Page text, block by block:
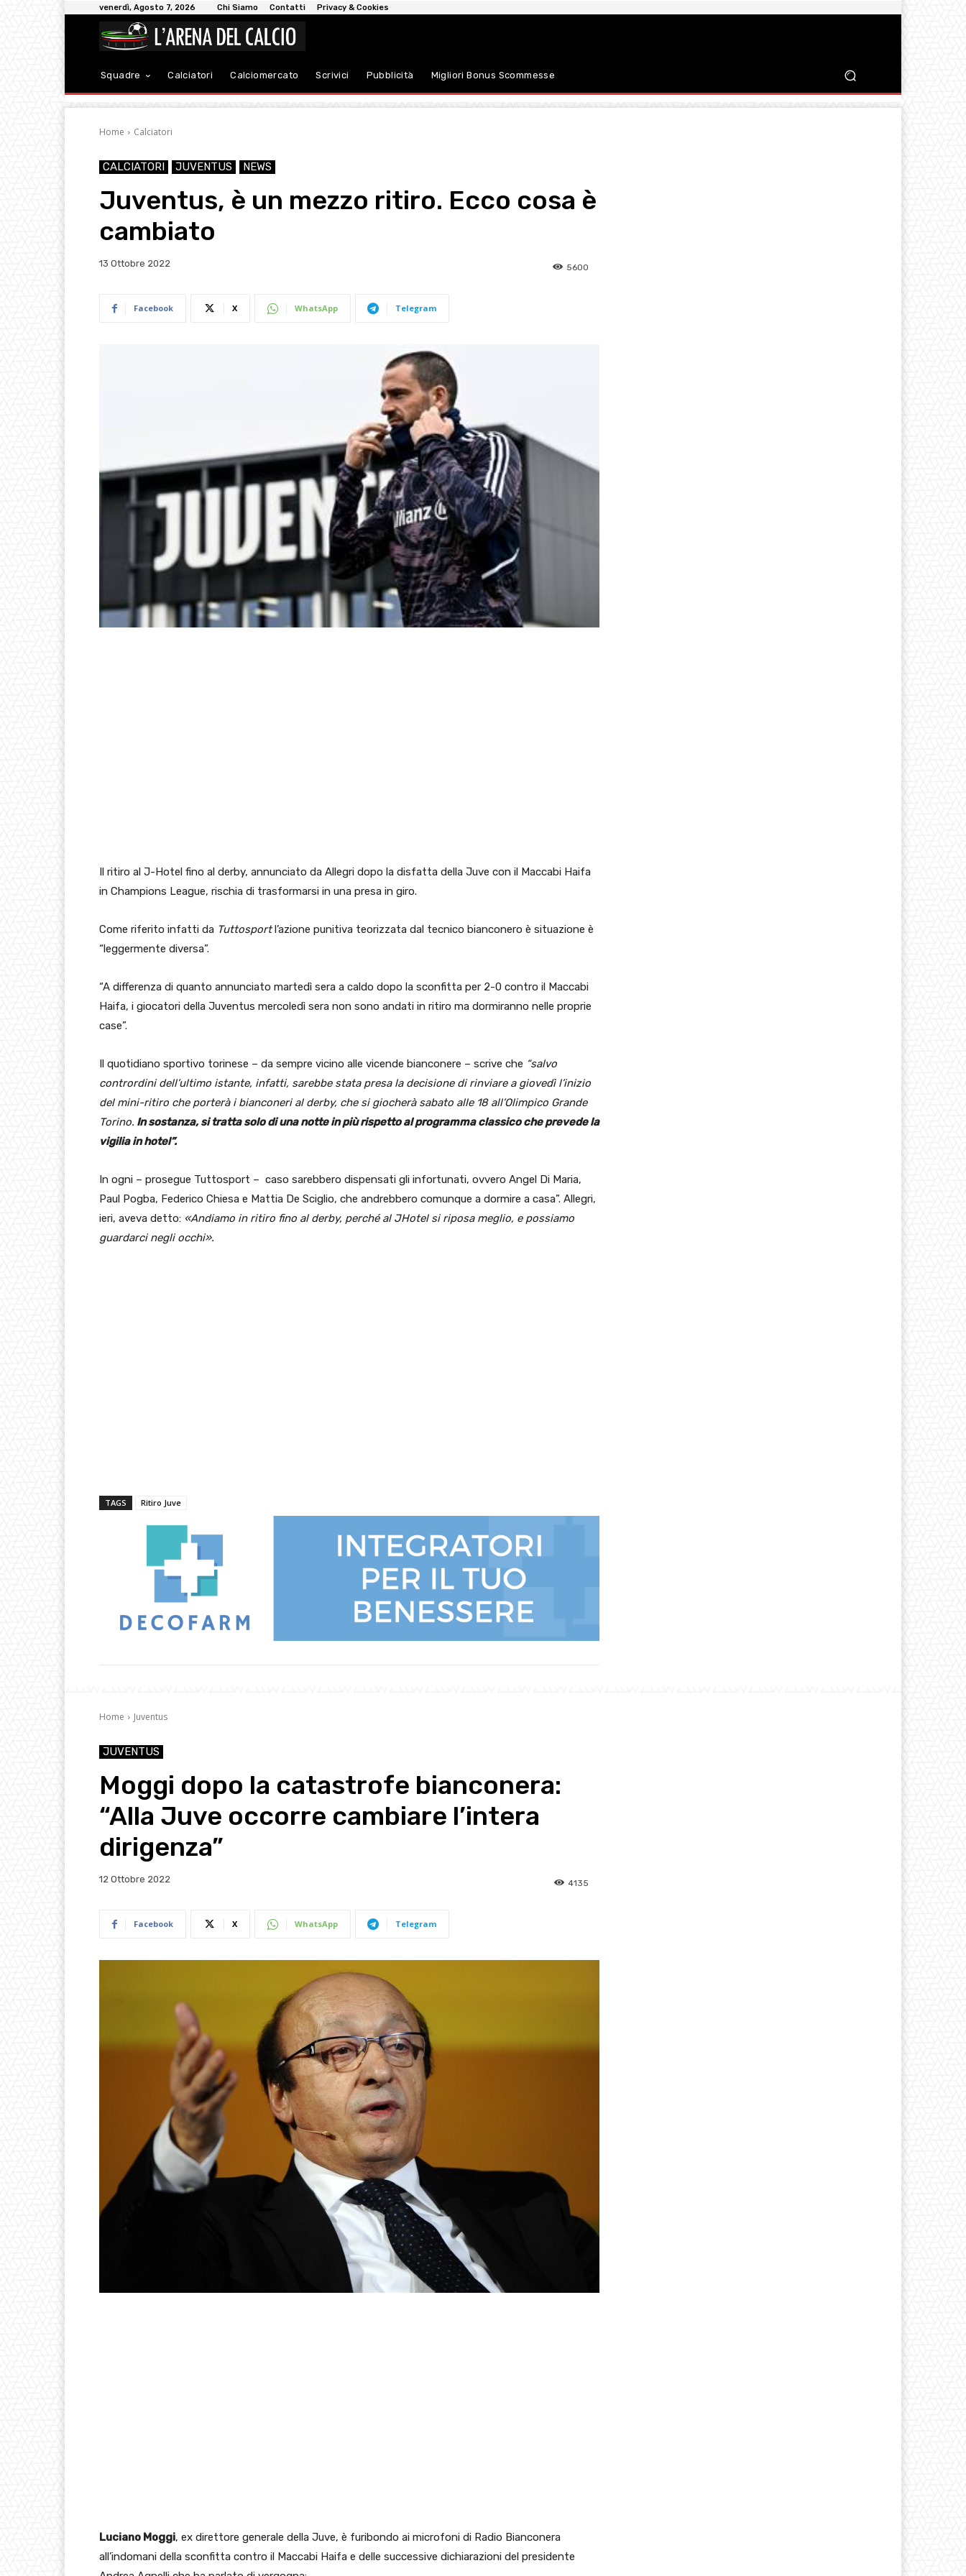
venerdì, Agosto 7, 2026 Chi Siamo Contatti Privacy & Cookies
Squadre Calciatori Calciomercato Scrivici Pubblicità Migliori Bonus Scommesse
Home Calciatori
CALCIATORI JUVENTUS NEWS
Juventus, è un mezzo ritiro. Ecco cosa è
cambiato
13 Ottobre 2022 5600
Facebook X WhatsApp Telegram
Il ritiro al J-Hotel fino al derby, annunciato da Allegri dopo la disfatta della Juve con il Maccabi Haifa
in Champions League, rischia di trasformarsi in una presa in giro.
Come riferito infatti da Tuttosportl’azione punitiva teorizzata dal tecnico bianconero è situazione è
“leggermente diversa”.
“A differenza di quanto annunciato martedì sera a caldo dopo la sconfitta per 2-0 contro il Maccabi
Haifa, i giocatori della Juventus mercoledì sera non sono andati in ritiro ma dormiranno nelle proprie
case”.
Il quotidiano sportivo torinese – da sempre vicino alle vicende bianconere – scrive che “salvo
contrordini dell’ultimo istante, infatti, sarebbe stata presa la decisione di rinviare a giovedì l’inizio
del mini-ritiro che porterà i bianconeri al derby, che si giocherà sabato alle 18 all’Olimpico Grande
Torino. In sostanza, si tratta solo di una notte in più rispetto al programma classico che prevede la
vigilia in hotel”.
In ogni – prosegue Tuttosport – caso sarebbero dispensati gli infortunati, ovvero Angel Di Maria,
Paul Pogba, Federico Chiesa e Mattia De Sciglio, che andrebbero comunque a dormire a casa”. Allegri,
ieri, aveva detto: «Andiamo in ritiro fino al derby, perché al JHotel si riposa meglio, e possiamo
guardarci negli occhi».
TAGS Ritiro Juve